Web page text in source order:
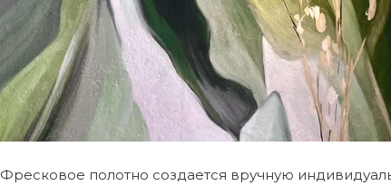
Фресковое полотно создается вручную